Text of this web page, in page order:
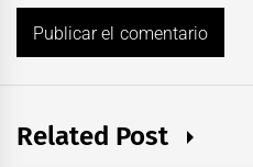
Related Post